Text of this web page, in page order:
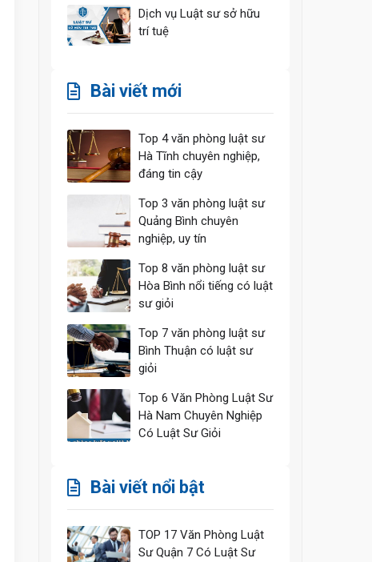
Dịch vụ Luật sư sở hữu
trí tuệ
Bài viết mới
Top 4 văn phòng luật sư
Hà Tĩnh chuyên nghiệp,
đáng tin cậy
Top 3 văn phòng luật sư
Quảng Bình chuyên
nghiệp, uy tín
Top 8 văn phòng luật sư
Hòa Bình nổi tiếng có luật
sư giỏi
Top 7 văn phòng luật sư
Bình Thuận có luật sư
giỏi
Top 6 Văn Phòng Luật Sư
Hà Nam Chuyên Nghiệp
Có Luật Sư Giỏi
Bài viết nổi bật
TOP 17 Văn Phòng Luật
Sư Quận 7 Có Luật Sư